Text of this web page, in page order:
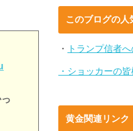
このブログの人
・ トランプ信者
・ショッカーの
黄金関連リンク